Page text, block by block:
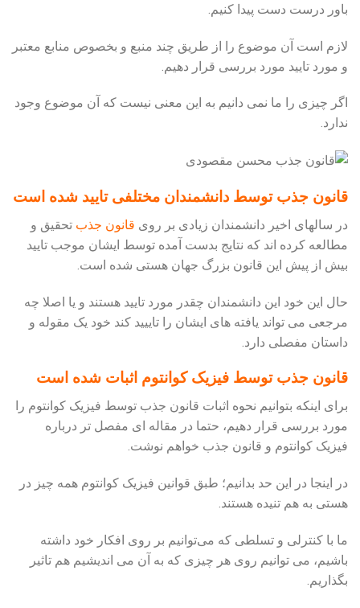
باور درست دست پیدا کنیم.
لازم است آن موضوع را از طریق چند منبع و بخصوص منابع معتبر
و مورد تایید مورد بررسی قرار دهیم.
اگر چیزی را ما نمی دانیم به این معنی نیست که آن موضوع وجود
ندارد.
قانون جذب توسط دانشمندان مختلفی تایید شده است
در سالهای اخیر دانشمندان زیادی بر روی قانون جذب تحقیق و
مطالعه کرده اند که نتایج بدست آمده توسط ایشان موجب تایید
بیش از پیش این قانون بزرگ جهان هستی شده است.
حال این خود این دانشمندان چقدر مورد تایید هستند و یا اصلا چه
مرجعی می تواند یافته های ایشان را تاییید کند خود یک مقوله و
داستان مفصلی دارد.
قانون جذب توسط فیزیک کوانتوم اثبات شده است
برای اینکه بتوانیم نحوه اثبات قانون جذب توسط فیزیک کوانتوم را
مورد بررسی قرار دهیم، حتما در مقاله ای مفصل تر درباره
فیزیک کوانتوم و قانون جذب خواهم نوشت.
در اینجا در این حد بدانیم؛ طبق قوانین فیزیک کوانتوم همه چیز در
هستی به هم تنیده هستند.
ما با کنترلی و تسلطی که می‌توانیم بر روی افکار خود داشته
باشیم، می توانیم روی هر چیزی که به آن می اندیشیم هم تاثیر
بگذاریم.